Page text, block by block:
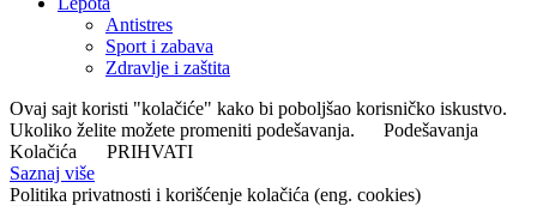
Antistres
Sport i zabava
Zdravlje i zaštita
Ovaj sajt koristi "kolačiće" kako bi poboljšao korisničko iskustvo.
Ukoliko želite možete promeniti podešavanja.
Podešavanja
Kolačića
PRIHVATI
Saznaj više
Politika privatnosti i korišćenje kolačića (eng. cookies)